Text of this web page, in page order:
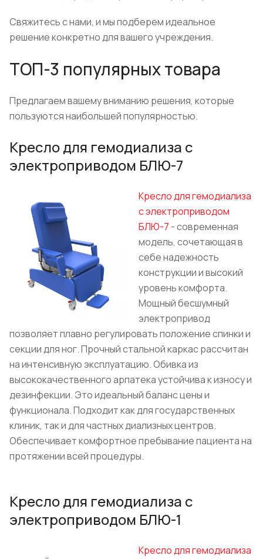
Свяжитесь с нами, и мы подберем идеальное
решение конкретно для вашего учреждения.
ТОП-3 популярных товара
Предлагаем вашему вниманию решения, которые
пользуются наибольшей популярностью.
Кресло для гемодиализа с
электроприводом БЛЮ-7
Кресло для гемодиализа
с электроприводом
БЛЮ-7 - современная
модель, сочетающая в
себе надежность
конструкции и высокий
уровень комфорта.
Мощный бесшумный
электропривод
позволяет плавно регулировать положение спинки и
секции для ног. Прочный стальной каркас рассчитан
на интенсивную эксплуатацию. Обивка из
высококачественного арпатека устойчива к износу и
дезинфекции. Это идеальный баланс цены и
функционала. Подходит как для государственных
клиник, так и для частных диализных центров.
Обеспечивает комфортное пребывание пациента на
протяжении всей процедуры.
Кресло для гемодиализа с
электроприводом БЛЮ-1
Кресло для гемодиализа